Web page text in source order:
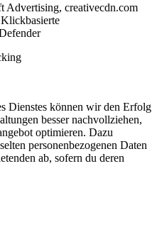
Advertising, creativecdn.com
Dienstes können wir den Erfolg
besser nachvollziehen,
optimieren. Dazu
personenbezogenen Daten
ab, sofern du deren